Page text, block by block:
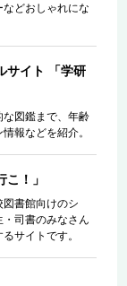
どおしゃれにな
サイト 「学研
図鑑まで、年齢
報などを紹介。
！」
書館向けのシ
司書のみなさん
サイトです。